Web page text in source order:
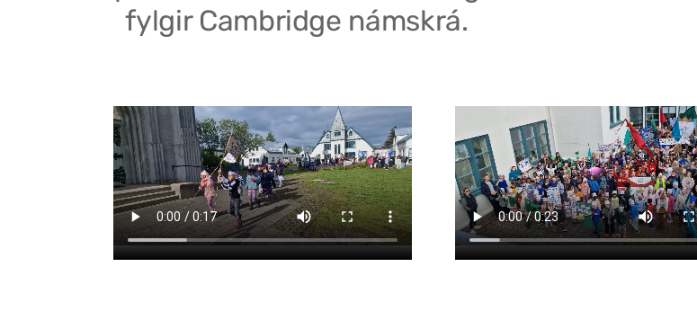
fylgir Cambridge námskrá.